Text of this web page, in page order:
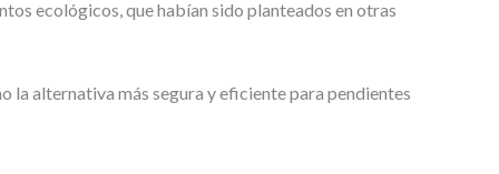
ecológicos, que habían sido planteados en otras
la alternativa más segura y eficiente para pendientes